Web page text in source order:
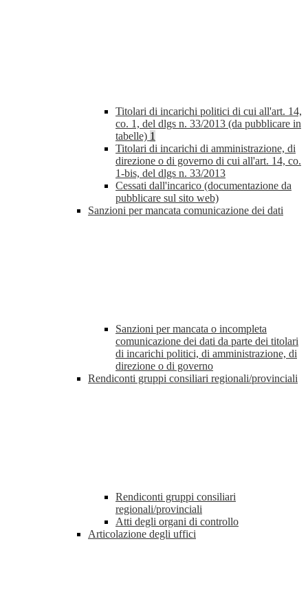
Titolari di incarichi politici di cui all'art. 14,
co. 1, del dlgs n. 33/2013 (da pubblicare in
tabelle) 1
Titolari di incarichi di amministrazione, di
direzione o di governo di cui all'art. 14, co.
1-bis, del dlgs n. 33/2013
Cessati dall'incarico (documentazione da
pubblicare sul sito web)
Sanzioni per mancata comunicazione dei dati
Sanzioni per mancata o incompleta
comunicazione dei dati da parte dei titolari
di incarichi politici, di amministrazione, di
direzione o di governo
Rendiconti gruppi consiliari regionali/provinciali
Rendiconti gruppi consiliari
regionali/provinciali
Atti degli organi di controllo
Articolazione degli uffici